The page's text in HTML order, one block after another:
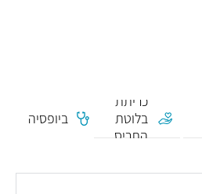
כריתת
בלוטת
התריס
ביופסיה